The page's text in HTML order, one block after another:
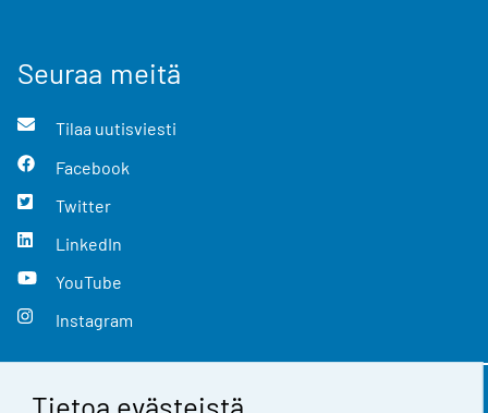
Tietoa evästeistä
Seuraa meitä
Tilaa uutisviesti
Facebook
Twitter
LinkedIn
YouTube
Instagram